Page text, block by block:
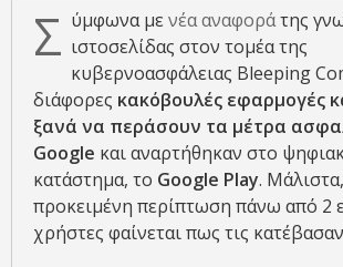
Σ ύμφωνα μενέα αναφοράτης
ιστοσελίδας στον τομέα της
κυβερνοασφάλειας Bleeping
διάφορες κακόβουλές εφαρμογές
ξανά να περάσουν τα μέτρα
Google και αναρτήθηκαν στο
κατάστημα, το Google Play.
προκειμένη περίπτωση πάνω από 2
χρήστες φαίνεται πως τις